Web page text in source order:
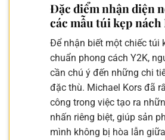
Đặc điểm nhận diện
các mẫu túi kẹp nách
Để nhận biết một chiếc túi
chuẩn phong cách Y2K,
cần chú ý đến những chi
đặc thù. Michael Kors đã
công trong việc tạo ra
nhấn riêng biệt, giúp sản
mình không bị hòa lẫn